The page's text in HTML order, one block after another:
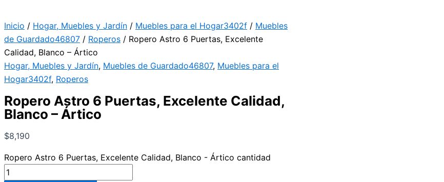
Inicio / Hogar, Muebles y Jardín / Muebles para el Hogar3402f / Muebles
de Guardado46807 / Roperos / Ropero Astro 6 Puertas, Excelente
Calidad, Blanco – Ártico
Hogar, Muebles y Jardín, Muebles de Guardado46807, Muebles para el
Hogar3402f, Roperos
Ropero Astro 6 Puertas, Excelente Calidad,
Blanco – Ártico
$8,190
Ropero Astro 6 Puertas, Excelente Calidad, Blanco - Ártico cantidad